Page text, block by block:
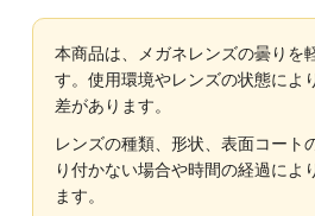
本商品は、メガネレンズの曇りを
す。使用環境やレンズの状態によ
差があります。
レンズの種類、形状、表面コート
り付かない場合や時間の経過によ
ます。